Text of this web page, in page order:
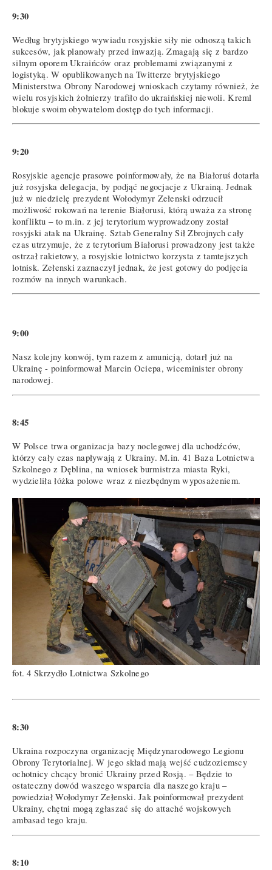
9:30
Według brytyjskiego wywiadu rosyjskie siły nie odnoszą takich
sukcesów, jak planowały przed inwazją. Zmagają się z bardzo
silnym oporem Ukraińców oraz problemami związanymi z
logistyką. W opublikowanych na Twitterze brytyjskiego
Ministerstwa Obrony Narodowej wnioskach czytamy również, że
wielu rosyjskich żołnierzy trafiło do ukraińskiej niewoli. Kreml
blokuje swoim obywatelom dostęp do tych informacji.
9:20
Rosyjskie agencje prasowe poinformowały, że na Białoruś dotarła
już rosyjska delegacja, by podjąć negocjacje z Ukrainą. Jednak
już w niedzielę prezydent Wołodymyr Zełenski odrzucił
możliwość rokowań na terenie Białorusi, którą uważa za stronę
konfliktu – to m.in. z jej terytorium wyprowadzony został
rosyjski atak na Ukrainę. Sztab Generalny Sił Zbrojnych cały
czas utrzymuje, że z terytorium Białorusi prowadzony jest także
ostrzał rakietowy, a rosyjskie lotnictwo korzysta z tamtejszych
lotnisk. Zełenski zaznaczył jednak, że jest gotowy do podjęcia
rozmów na innych warunkach.
9:00
Nasz kolejny konwój, tym razem z amunicją, dotarł już na
Ukrainę - poinformował Marcin Ociepa, wiceminister obrony
narodowej.
8:45
W Polsce trwa organizacja bazy noclegowej dla uchodźców,
którzy cały czas napływają z Ukrainy. M.in. 41 Baza Lotnictwa
Szkolnego z Dęblina, na wniosek burmistrza miasta Ryki,
wydzieliła łóżka polowe wraz z niezbędnym wyposażeniem.
fot. 4 Skrzydło Lotnictwa Szkolnego
8:30
Ukraina rozpoczyna organizację Międzynarodowego Legionu
Obrony Terytorialnej. W jego skład mają wejść cudzoziemscy
ochotnicy chcący bronić Ukrainy przed Rosją. – Będzie to
ostateczny dowód waszego wsparcia dla naszego kraju –
powiedział Wołodymyr Zełenski. Jak poinformował prezydent
Ukrainy, chętni mogą zgłaszać się do attaché wojskowych
ambasad tego kraju.
8:10